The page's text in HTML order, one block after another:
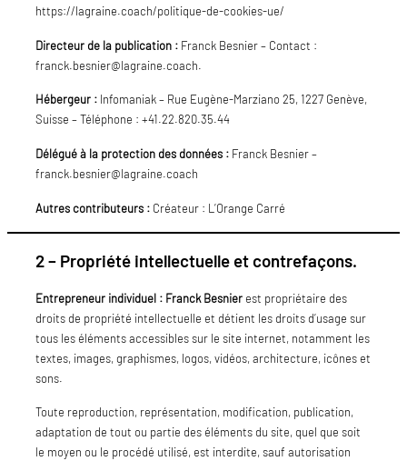
https://lagraine.coach/politique-de-cookies-ue/
Directeur de la publication : Franck Besnier – Contact :
franck.besnier@lagraine.coach.
Hébergeur : Infomaniak – Rue Eugène-Marziano 25, 1227 Genève,
Suisse – Téléphone : +41.22.820.35.44
Délégué à la protection des données : Franck Besnier –
franck.besnier@lagraine.coach
Autres contributeurs : Créateur : L’Orange Carré
2 – Propriété intellectuelle et contrefaçons.
Entrepreneur individuel : Franck Besnier est propriétaire des
droits de propriété intellectuelle et détient les droits d’usage sur
tous les éléments accessibles sur le site internet, notamment les
textes, images, graphismes, logos, vidéos, architecture, icônes et
sons.
Toute reproduction, représentation, modification, publication,
adaptation de tout ou partie des éléments du site, quel que soit
le moyen ou le procédé utilisé, est interdite, sauf autorisation